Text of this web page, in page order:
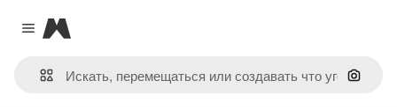
Close menu
Magnific
Поиск